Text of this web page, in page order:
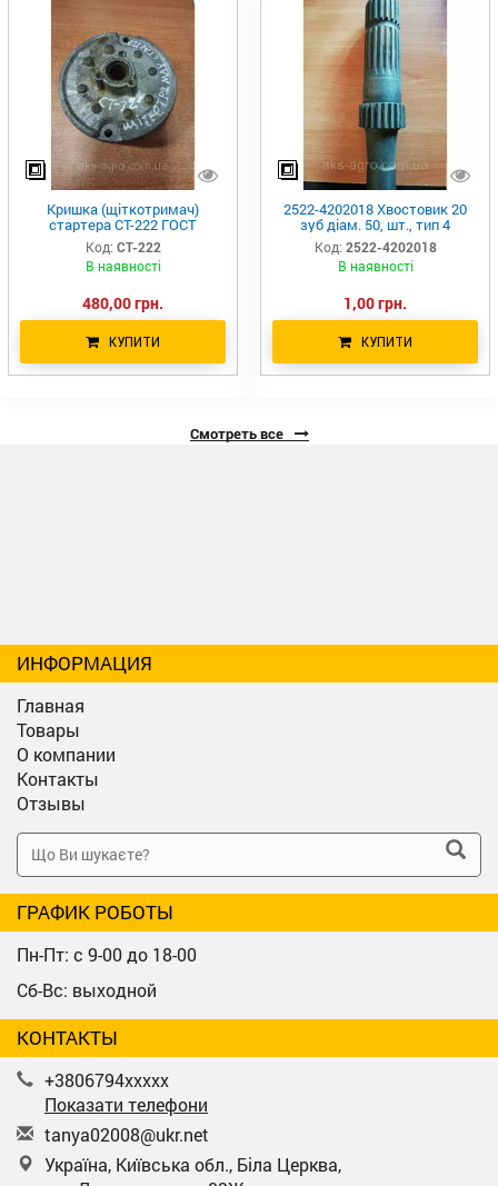
Кришка (щіткотримач)
стартера СТ-222 ГОСТ
Код: СТ-222
В наявності
480,00 грн.
КУПИТИ
2522-4202018 Хвостовик 20
зуб діам. 50, шт., тип 4
Код: 2522-4202018
В наявності
1,00 грн.
КУПИТИ
Смотреть все
ИНФОРМАЦИЯ
Главная
Товары
О компании
Контакты
Отзывы
ГРАФИК РОБОТЫ
Пн-Пт: с 9-00 до 18-00
Сб-Вс: выходной
КОНТАКТЫ
+3806794xxxxx
Показати телефони
tanya02008@ukr.net
Україна, Київська обл., Біла Церква,